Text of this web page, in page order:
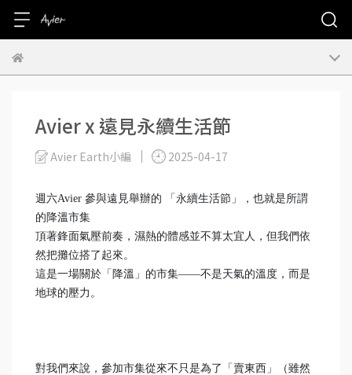
Avier x 遠見永續生活節
Avier Earth小編 2025-04-17
週六Avier 參與遠見舉辦的 「永續生活節」，也就是所謂
的降溫市集
頂著鋒面氣壓前奏，濕熱的體感並不算太宜人，但我們依
然把攤位搭了起來。
這是一場關於「降溫」的市集——不是天氣的溫度，而是
地球的壓力。
對我們來說，參加市集從來不只是為了「賣東西」（雖然